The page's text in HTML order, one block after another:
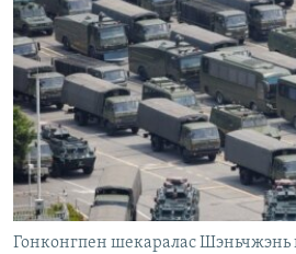
Гонконгпен шекаралас Шэньчжэнь